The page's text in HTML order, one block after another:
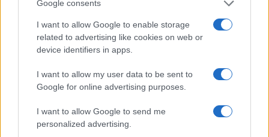
Google consents
I want to allow Google to enable storage
related to advertising like cookies on web or
device identifiers in apps.
I want to allow my user data to be sent to
Google for online advertising purposes.
I want to allow Google to send me
personalized advertising.
Kinza Babylon Staked BTC
(KBTC)
$83,270.00
Epoch Island
(EPOCH)
$0.032
Stride Staked Injective $16.46